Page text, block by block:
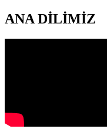
ANA DİLİMİZ